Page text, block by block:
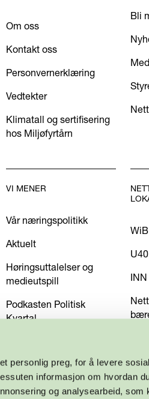
personlig preg, for å levere
informasjon om hvordan
og analysearbeid, som
Om oss
Kontakt oss
Personvernerklæring
Vedtekter
Klimatall og sertifisering
hos Miljøfyrtårn
Bli
VI MENER
Vår næringspolitikk
Aktuelt
Høringsuttalelser og
medieutspill
Podkasten Politisk
Kvartal
WiB
U40
INN